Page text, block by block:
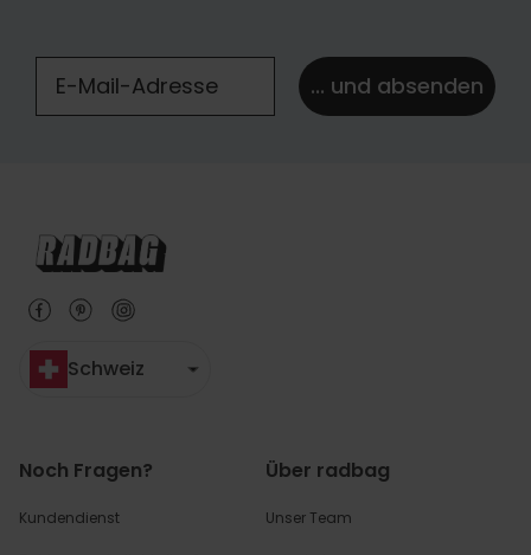
... und absenden
Schweiz
Noch Fragen?
Kundendienst
Über radbag
Unser Team